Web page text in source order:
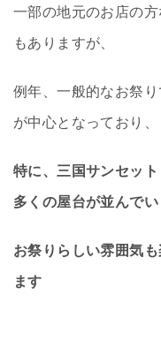
一部の地元のお店の
もありますが、
例年、一般的なお祭
が中心となっており、
特に、三国サンセッ
多くの屋台が並んでい
お祭りらしい雰囲気
ます